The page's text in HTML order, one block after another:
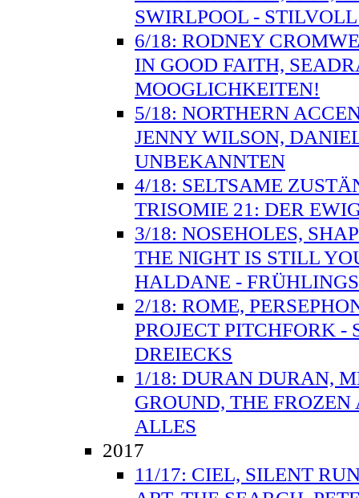
SWIRLPOOL -
6/18: RODNEY
IN GOOD FAITH,
MOOGLICHKEITEN!
5/18: NORTHERN
JENNY WILSON,
UNBEKANNTEN
4/18: SELTSAME
TRISOMIE 21: DER
3/18: NOSEHOLES,
THE NIGHT IS STILL
HALDANE -
2/18: ROME,
PROJECT PITCHFORK
DREIECKS
1/18: DURAN DURAN,
GROUND, THE
ALLES
2017
11/17: CIEL, SILENT